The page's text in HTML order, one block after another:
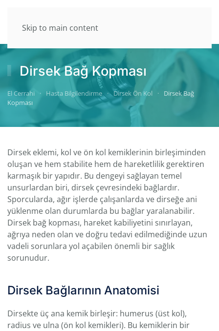
Skip to main content
Dirsek Bağ Kopması
El Cerrahi Hasta Bilgilendirme Dirsek Ön Kol
Dirsek Bağ
Kopması
Dirsek eklemi, kol ve ön kol kemiklerinin birleşiminden
oluşan ve hem stabilite hem de hareketlilik gerektiren
karmaşık bir yapıdır. Bu dengeyi sağlayan temel
unsurlardan biri, dirsek çevresindeki bağlardır.
Sporcularda, ağır işlerde çalışanlarda ve dirseğe ani
yüklenme olan durumlarda bu bağlar yaralanabilir.
Dirsek bağ kopması, hareket kabiliyetini sınırlayan,
ağrıya neden olan ve doğru tedavi edilmediğinde uzun
vadeli sorunlara yol açabilen önemli bir sağlık
sorunudur.
Dirsek Bağlarının Anatomisi
Dirsekte üç ana kemik birleşir: humerus (üst kol),
radius ve ulna (ön kol kemikleri). Bu kemiklerin bir